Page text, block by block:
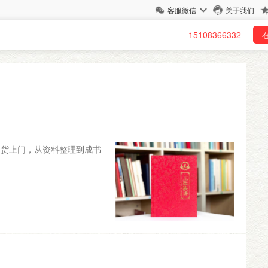
客服微信 关于我们
15108366332
上门，从资料整理到成书